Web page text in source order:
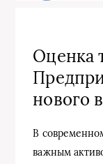
Оценка
нового
В
важным